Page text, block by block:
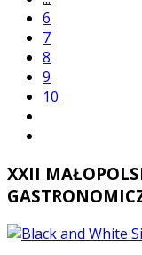
6
7
8
9
10
XXII